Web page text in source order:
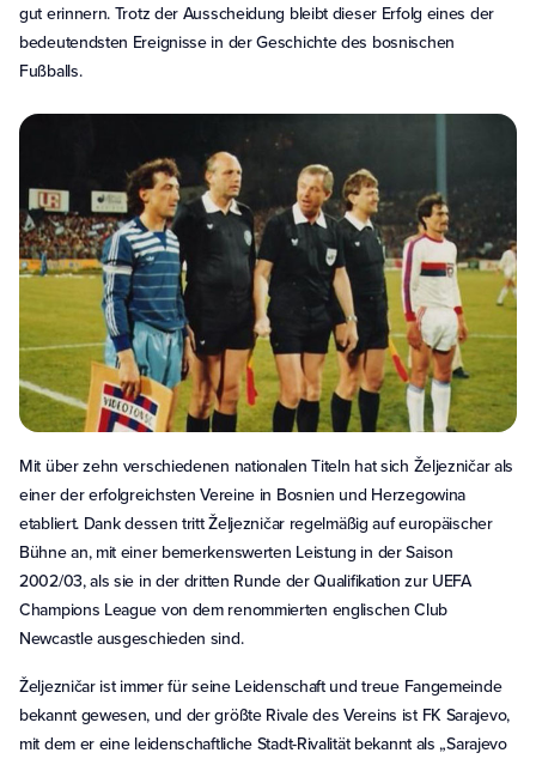
gut erinnern. Trotz der Ausscheidung bleibt dieser Erfolg eines der
bedeutendsten Ereignisse in der Geschichte des bosnischen
Fußballs.
Mit über zehn verschiedenen nationalen Titeln hat sich Željezničar als
einer der erfolgreichsten Vereine in Bosnien und Herzegowina
etabliert. Dank dessen tritt Željezničar regelmäßig auf europäischer
Bühne an, mit einer bemerkenswerten Leistung in der Saison
2002/03, als sie in der dritten Runde der Qualifikation zur UEFA
Champions League von dem renommierten englischen Club
Newcastle ausgeschieden sind.
Željezničar ist immer für seine Leidenschaft und treue Fangemeinde
bekannt gewesen, und der größte Rivale des Vereins ist FK Sarajevo,
mit dem er eine leidenschaftliche Stadt-Rivalität bekannt als „Sarajevo